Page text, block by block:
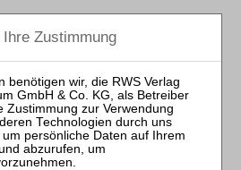
brutto 2.130,10 €)
InsO-Texte und RWS-Kanzleipraxis
zum Download;
am Webinar, Codes zum
sowie weitere Informationen
Werktage vor